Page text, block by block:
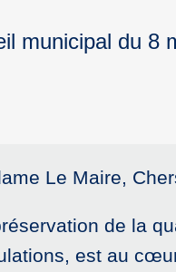
municipal du 8
Le Maire,
de la
est au